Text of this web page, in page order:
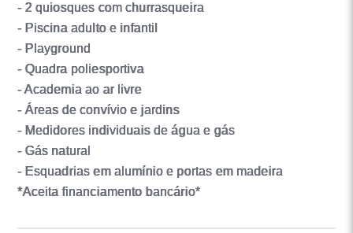
- 2 quiosques com churrasqueira
- Piscina adulto e infantil
- Playground
- Quadra poliesportiva
- Academia ao ar livre
- Áreas de convívio e jardins
- Medidores individuais de água e gás
- Gás natural
- Esquadrias em alumínio e portas em madeira
*Aceita financiamento bancário*